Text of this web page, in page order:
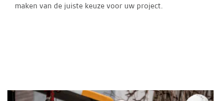
maken van de juiste keuze voor uw project.